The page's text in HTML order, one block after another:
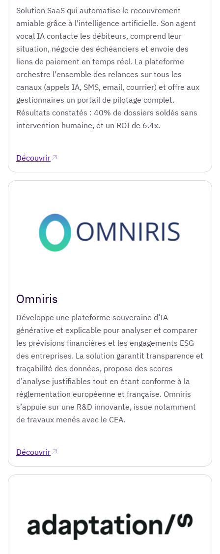
Solution SaaS qui automatise le recouvrement
amiable grâce à l'intelligence artificielle. Son agent
vocal IA contacte les débiteurs, comprend leur
situation, négocie des échéanciers et envoie des
liens de paiement en temps réel. La plateforme
orchestre l'ensemble des relances sur tous les
canaux (appels IA, SMS, email, courrier) et offre aux
gestionnaires un portail de pilotage complet.
Résultats constatés : 40% de dossiers soldés sans
intervention humaine, et un ROI de 6.4x.
Découvrir
Omniris
Développe une plateforme souveraine d’IA
générative et explicable pour analyser et comparer
les prévisions financières et les engagements ESG
des entreprises. La solution garantit transparence et
traçabilité des données, propose des scores
d’analyse justifiables tout en étant conforme à la
réglementation européenne et française. Omniris
s’appuie sur une R&D innovante, issue notamment
de travaux menés avec le CEA.
Découvrir